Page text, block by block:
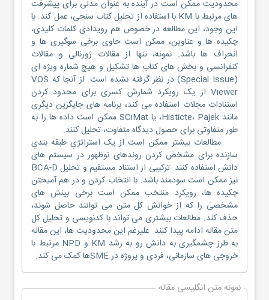
محدودیت ممکن است در آینده به عنوان مدلی برای پیشرفت
های مرتبط با KM با استفاده از تحلیل کتاب سنجی، عمل کند. با
این وجود، این مطالعه در خصوص هم رویدادی کلمات کلیدی،
چکیده ها و عناوین، ممکن است حاوی برخی سوگیری ها و
انحراف ها باشد. نمونه، تنها از مقالات ژورنالی و مقالات
کنفرانسی و بخش های کتاب ها تشکیل و هیچ شماره ویژه ای
(Special Issue) در نظر گرفته نشده است. از آنجا که VOS
Viewer از یک رویکرد شمارش کسری برای محدود کردن
استنادات مجلات استفاده می کند، برنامه های جایگزین دیگری
مانند Histicte، Pajek، یا SCiMat ممکن است داده ها را به
طور متفاوتی برای حصول دیدگاه متفاوت، تحلیل کنند.
مطالعات بیشتر ممکن است از یک استراتژیِ طبقه بندیِ
سازنده برای مشخص کردن روندهای نوظهور در سیستم های
دانش استفاده کنند. ترکیبی از استناد مستقیم و تحلیل BCA-D
نیز ممکن است سودمند باشد. با انتخاب کردن و در هم آمیختن
چکیده ها، رویکرد منتخب ممکن است برخی بینش های
مشخصی را که از خوانش کل متن می توانند حاصل شوند،
حذف کند. مطالعات بیشتری می تواند با کدنویسی و تحلیل کل
متن مقاله ادامه پیدا کنند. علیرغم این محدودیت ها، این مقاله
به طرز چشمگیری به دانش رو به رشد KM و NPD مرتبط با
خروجی های سازمانی، فردی و پروژه در SMEها کمک می کند.
نمونه متن انگلیسی مقاله